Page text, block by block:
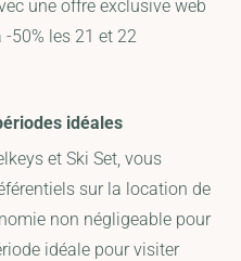
une offre exclusive web
50% les 21 et 22
idéales
et Ski Set, vous
sur la location de
non négligeable pour
idéale pour visiter